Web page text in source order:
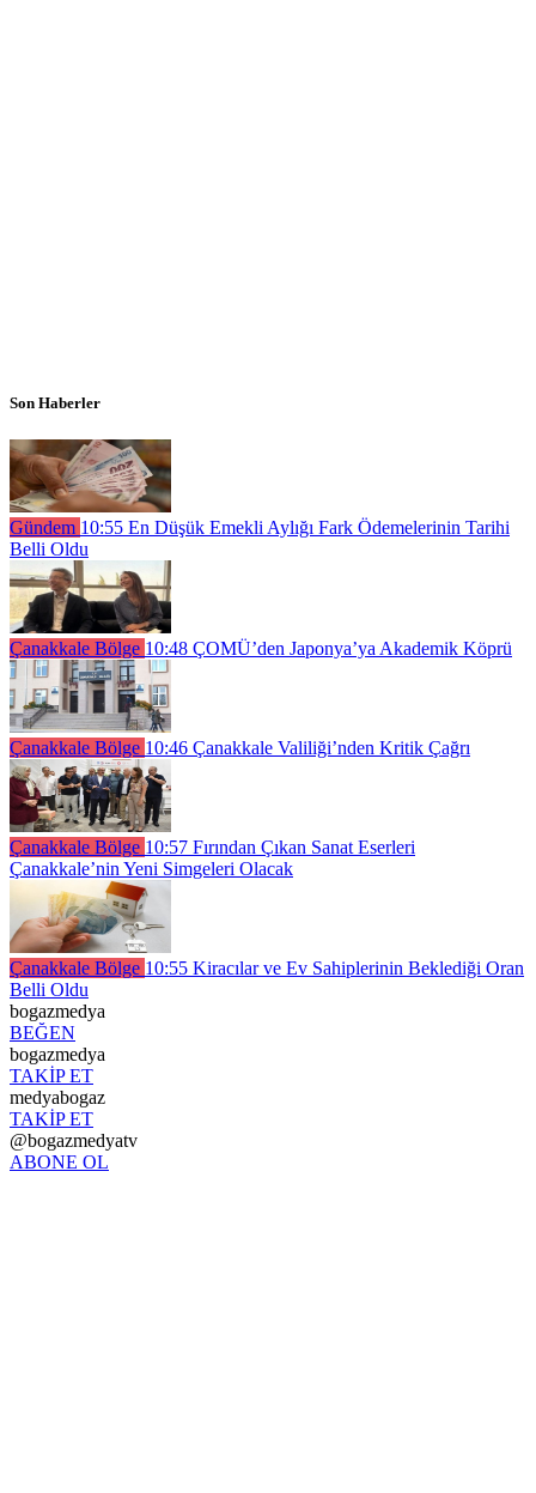
Son Haberler
Gündem 10:55 En Düşük Emekli Aylığı Fark Ödemelerinin Tarihi
Belli Oldu
Çanakkale Bölge 10:48 ÇOMÜ’den Japonya’ya Akademik Köprü
Çanakkale Bölge 10:46 Çanakkale Valiliği’nden Kritik Çağrı
Çanakkale Bölge 10:57 Fırından Çıkan Sanat Eserleri
Çanakkale’nin Yeni Simgeleri Olacak
Çanakkale Bölge 10:55 Kiracılar ve Ev Sahiplerinin Beklediği Oran
Belli Oldu
bogazmedya
BEĞEN
bogazmedya
TAKİP ET
medyabogaz
TAKİP ET
@bogazmedyatv
ABONE OL